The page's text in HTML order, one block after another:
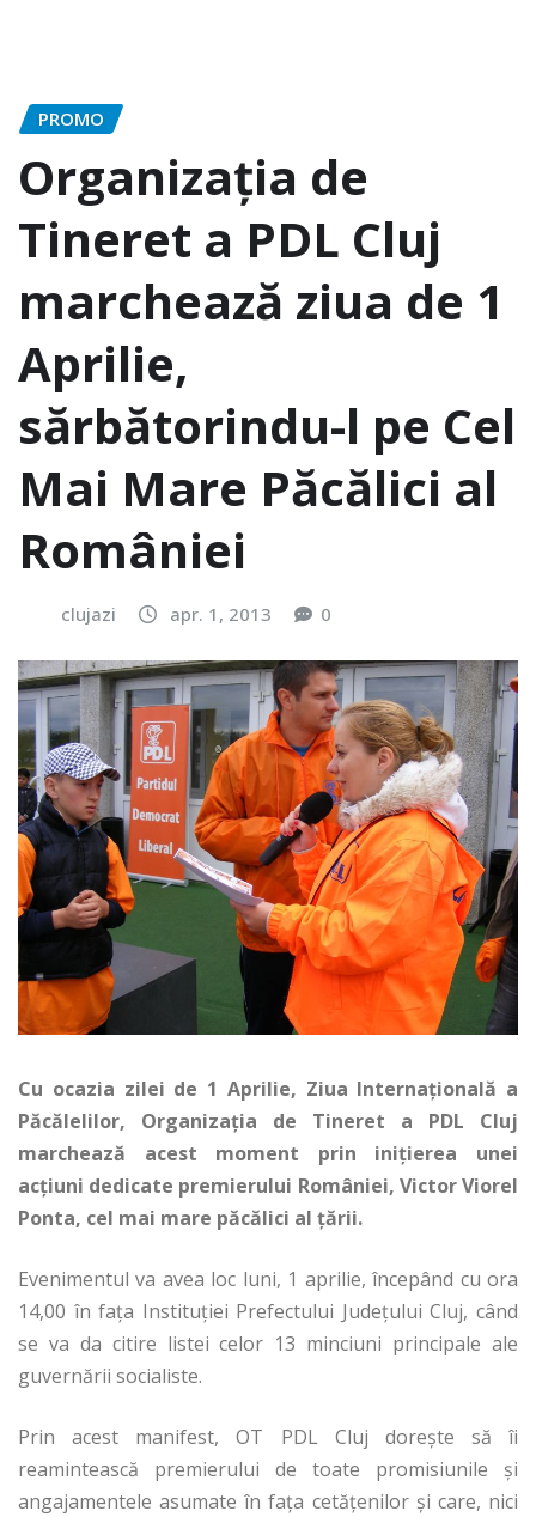
PROMO
Organizaţia de
Tineret a PDL Cluj
marchează ziua de 1
Aprilie,
sărbătorindu-l pe Cel
Mai Mare Păcălici al
României
clujazi apr. 1, 2013 0
Cu ocazia zilei de 1 Aprilie, Ziua Internaţională a
Păcălelilor, Organizaţia de Tineret a PDL Cluj
marchează acest moment prin iniţierea unei
acţiuni dedicate premierului României, Victor Viorel
Ponta, cel mai mare păcălici al ţării.
Evenimentul va avea loc luni, 1 aprilie, începând cu ora
14,00 în faţa Instituţiei Prefectului Judeţului Cluj, când
se va da citire listei celor 13 minciuni principale ale
guvernării socialiste.
Prin acest manifest, OT PDL Cluj doreşte să îi
reamintească premierului de toate promisiunile şi
angajamentele asumate în faţa cetăţenilor şi care, nici